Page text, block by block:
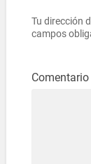
Tu dirección
campos
Comentario